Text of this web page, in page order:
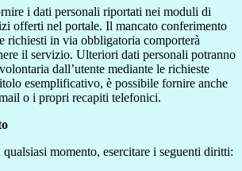
i dati personali riportati nei moduli di
offerti nel portale. Il mancato conferimento
richiesti in via obbligatoria comporterà
il servizio. Ulteriori dati personali potranno
dall’utente mediante le richieste
esemplificativo, è possibile fornire anche
o i propri recapiti telefonici.
qualsiasi momento, esercitare i seguenti diritti: